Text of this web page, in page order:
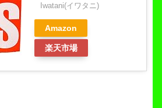
Iwatani(イワタニ)
Amazon
楽天市場